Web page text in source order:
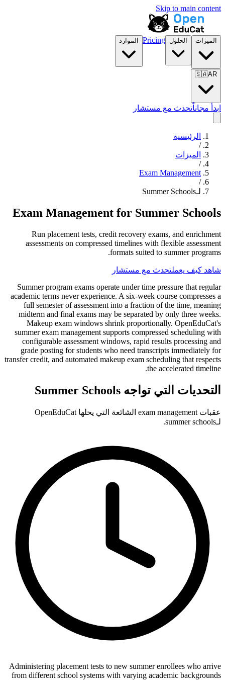
Skip to main content
الميزات الحلول Pricing الموارد
🇸🇦AR
ابدأ مجاناًتحدث مع مستشار
الرئيسية
/
الميزات
/
Exam Management
/
لـSummer Schools
Exam Management for Summer Schools
Run placement tests, credit recovery exams, and enrichment
assessments on compressed timelines with flexible assessment
formats suited to summer programs.
شاهد كيف يعملتحدث مع مستشار
Summer program exams operate under time pressure that regular
academic terms never experience. A six-week course compresses a
full semester of assessment into a fraction of the time, meaning
midterm and final exams may be separated by only three weeks.
Makeup exam windows shrink proportionally. OpenEduCat's
summer exam management supports compressed scheduling with
configurable assessment windows, rapid results processing and
grade posting for students who need transcripts immediately for
transfer credit, and automated makeup exam scheduling that respects
the accelerated timeline.
التحديات التي تواجه Summer Schools
عقبات exam management الشائعة التي يحلها OpenEduCat
لـsummer schools.
Administering placement tests to new summer enrollees who arrive
from different school systems with varying academic backgrounds